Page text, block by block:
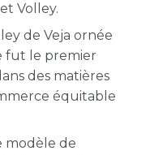
Volley.
de Veja ornée
fut le premier
des matières
équitable
modèle de